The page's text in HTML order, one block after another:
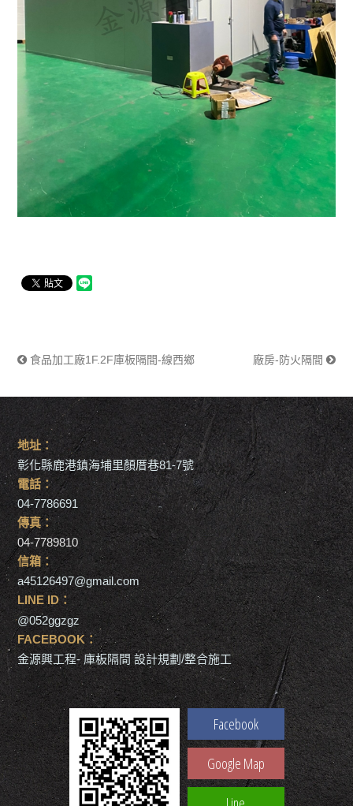
食品加工廠1F.2F庫板隔間-線西鄉 廠房-防火隔間
地址：
彰化縣鹿港鎮海埔里顏厝巷81-7號
電話：
04-7786691
傳真：
04-7789810
信箱：
a45126497@gmail.com
LINE ID：
@052ggzgz
FACEBOOK：
金源興工程- 庫板隔間 設計規劃/整合施工
Facebook
Google Map